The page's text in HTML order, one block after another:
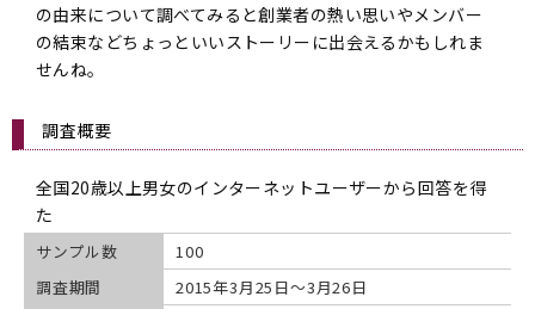
の由来について調べてみると創業者の熱い思いやメンバー
の結束などちょっといいストーリーに出会えるかもしれま
せんね。
調査概要
全国20歳以上男女のインターネットユーザーから回答を得
た
サンプル数
100
調査期間
2015年3月25日～3月26日